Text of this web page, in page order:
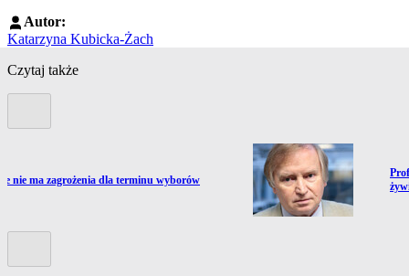
Autor:
Katarzyna Kubicka-Żach
Czytaj także
do artykułu:
nie ma zagrożenia dla terminu wyborów